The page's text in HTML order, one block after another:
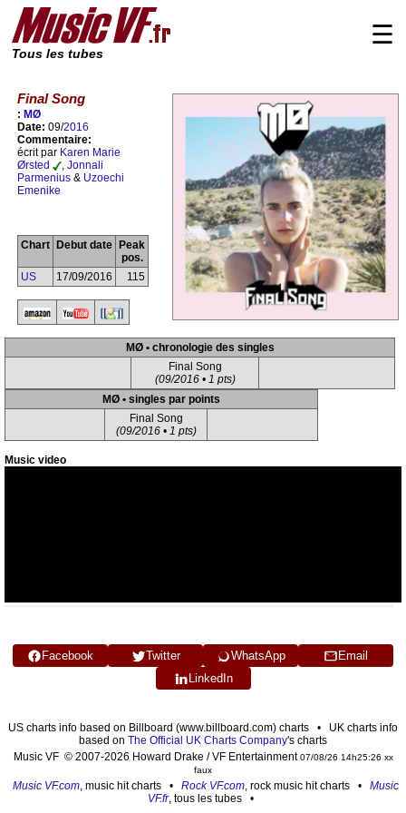
Tous les tubes
☰
Final Song
: MØ
Date: 09/2016
Commentaire:
écrit par Karen Marie
Ørsted
, Jonnali
Parmenius & Uzoechi
Emenike
Chart Debut date
Peak
pos.
US
17/09/2016 115
MØ • chronologie des singles
Final Song
(09/2016 • 1 pts)
MØ • singles par points
Final Song
(09/2016 • 1 pts)
Music video
Facebook Twitter WhatsApp
Email
LinkedIn
US charts info based on Billboard (www.billboard.com) charts • UK charts info
based on The Official UK Charts Company's charts
Music VF © 2007-2026 Howard Drake / VF Entertainment07/08/26 14h25:26 xx
faux
Music VF.com, music hit charts • Rock VF.com, rock music hit charts • Music
VF.fr, tous les tubes •